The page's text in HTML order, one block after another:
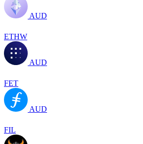
AUD
ETHW
AUD
FET
AUD
FIL